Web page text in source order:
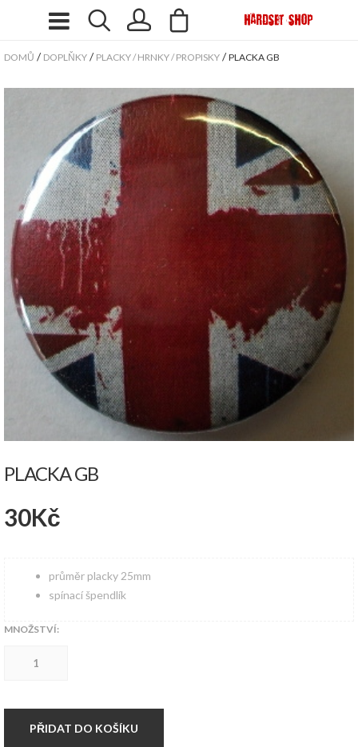
DOMŮ / DOPLŇKY / PLACKY / HRNKY / PROPISKY /PLACKA GB
PLACKA GB
30Kč
průměr placky 25mm
spínací špendlík
MNOŽSTVÍ:
PŘIDAT DO KOŠÍKU